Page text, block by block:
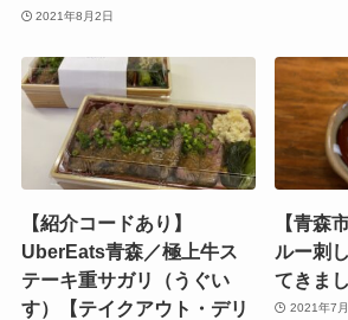
2021年8月2日
【紹介コードあり】
UberEats青森／極上牛ス
テーキ重サガリ（うぐい
す）【テイクアウト・デリ
【青森
ルー刺
てきま
2021年7